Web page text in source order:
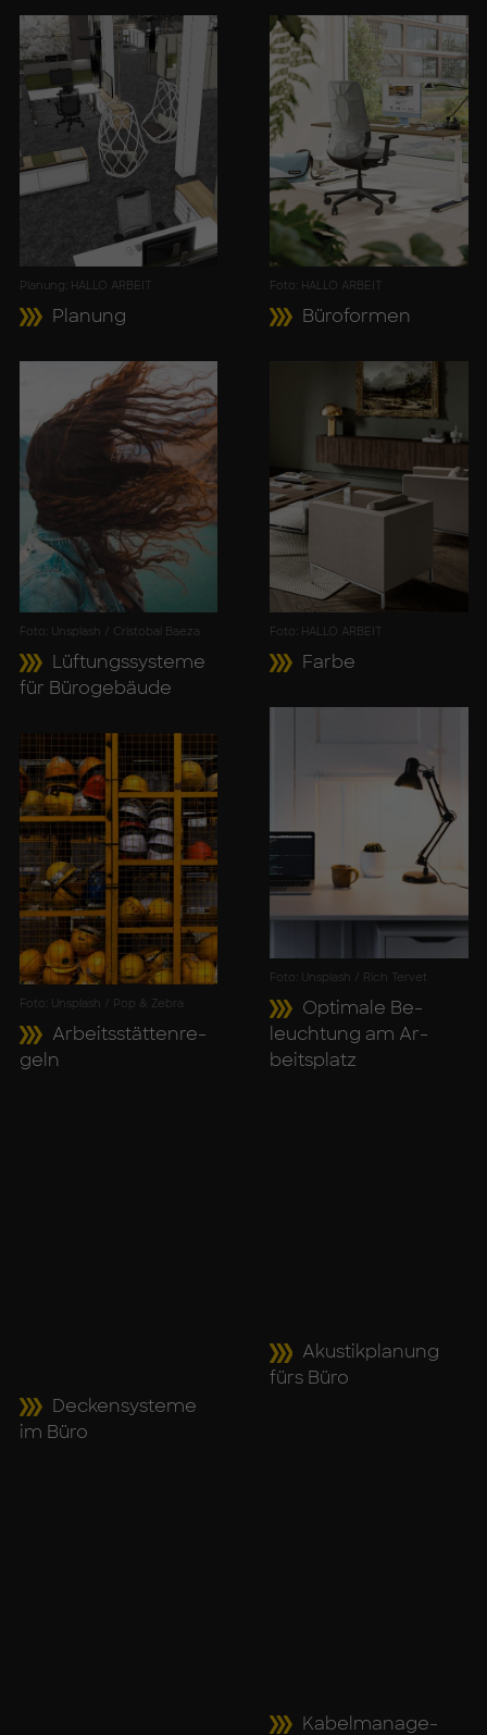
Planung: HALLO ARBEIT
Pla­nung
Foto: HALLO ARBEIT
Bü­ro­for­men
Foto: Unsplash / Cristobal Baeza
Lüf­tungs­sys­te­me
für Bü­ro­ge­bäu­de
Foto: HALLO ARBEIT
Far­be
Foto: Unsplash / Rich Tervet
Op­ti­ma­le Be­
leuch­tung am Ar­
beits­platz
Foto: Unsplash / Pop & Zebra
Ar­beits­stät­ten­re­
geln
De­cken­sys­te­me
im Büro
Akus­tik­pla­nung
fürs Büro
Ka­bel­ma­nage­